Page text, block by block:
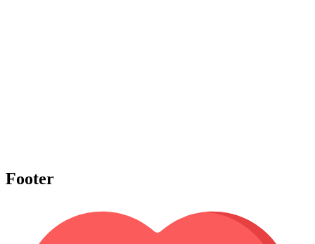
Footer